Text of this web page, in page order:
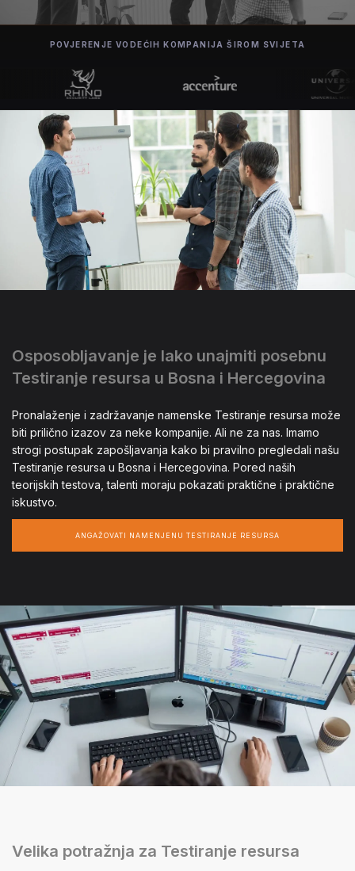
POVJERENJE VODEĆIH KOMPANIJA ŠIROM SVIJETA
Osposobljavanje je lako unajmiti posebnu
Testiranje resursa u Bosna i Hercegovina
Pronalaženje i zadržavanje namenske Testiranje resursa može
biti prilično izazov za neke kompanije. Ali ne za nas. Imamo
strogi postupak zapošljavanja kako bi pravilno pregledali našu
Testiranje resursa u Bosna i Hercegovina. Pored naših
teorijskih testova, talenti moraju pokazati praktične i praktične
iskustvo.
ANGAŽOVATI NAMENJENU TESTIRANJE RESURSA
Velika potražnja za Testiranje resursa